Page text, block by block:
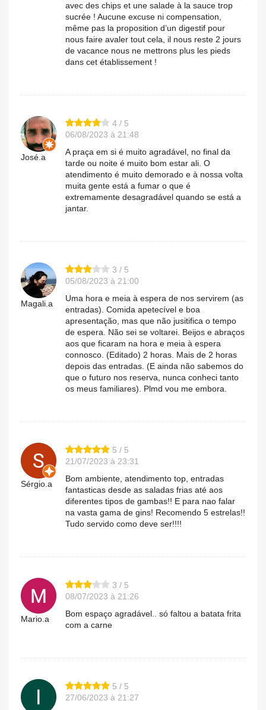
avec des chips et une salade à la sauce trop
sucrée ! Aucune excuse ni compensation,
même pas la proposition d’un digestif pour
nous faire avaler tout cela, il nous reste 2 jours
de vacance nous ne mettrons plus les pieds
dans cet établissement !
José.a
4 / 5
06/08/2023 à 21:48
A praça em si é muito agradável, no final da
tarde ou noite é muito bom estar ali. O
atendimento é muito demorado e à nossa volta
muita gente está a fumar o que é
extremamente desagradável quando se está a
jantar.
Magali.a
3 / 5
05/08/2023 à 21:00
Uma hora e meia à espera de nos servirem (as
entradas). Comida apetecível e boa
apresentação, mas que não jusitifica o tempo
de espera. Não sei se voltarei. Beijos e abraços
aos que ficaram na hora e meia à espera
connosco. (Editado) 2 horas. Mais de 2 horas
depois das entradas. (E ainda não sabemos do
que o futuro nos reserva, nunca conheci tanto
os meus familiares). Plmd vou me embora.
Sérgio.a
5 / 5
21/07/2023 à 23:31
Bom ambiente, atendimento top, entradas
fantasticas desde as saladas frias até aos
diferentes tipos de gambas!! E para nao falar
na vasta gama de gins! Recomendo 5 estrelas!!
Tudo servido como deve ser!!!!
Mario.a
3 / 5
08/07/2023 à 21:26
Bom espaço agradável.. só faltou a batata frita
com a carne
5 / 5
27/06/2023 à 21:27